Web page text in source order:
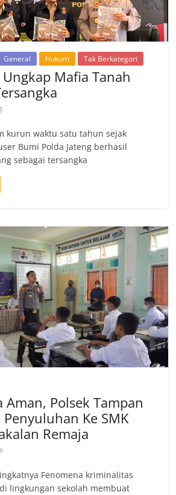
General Hukum Tak Berkategori
Ungkap Mafia Tanah
kurun waktu satu tahun sejak
Bumi Polda Jateng berhasil
sebagai tersangka
Aman, Polsek Tampan
Ke SMK
Remaja
Fenomena kriminalitas
lingkungan sekolah membuat